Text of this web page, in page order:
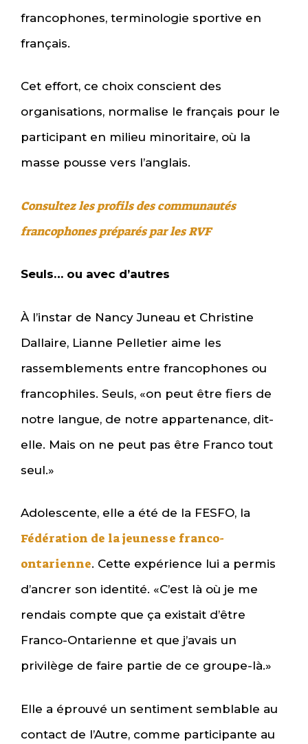
francophones, terminologie sportive en
français.
Cet effort, ce choix conscient des
organisations, normalise le français pour le
participant en milieu minoritaire, où la
masse pousse vers l’anglais.
Consultez les profils des communautés
francophones préparés par les RVF
Seuls… ou avec d’autres
À l’instar de Nancy Juneau et Christine
Dallaire, Lianne Pelletier aime les
rassemblements entre francophones ou
francophiles. Seuls, «on peut être fiers de
notre langue, de notre appartenance, dit-
elle. Mais on ne peut pas être Franco tout
seul.»
Adolescente, elle a été de la FESFO, la
Fédération de la jeunesse franco-
ontarienne. Cette expérience lui a permis
d’ancrer son identité. «C’est là où je me
rendais compte que ça existait d’être
Franco-Ontarienne et que j’avais un
privilège de faire partie de ce groupe-là.»
Elle a éprouvé un sentiment semblable au
contact de l’Autre, comme participante au